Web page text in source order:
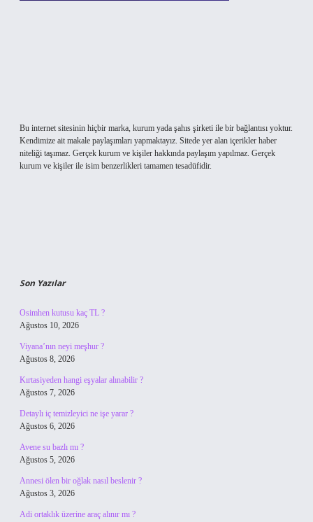
Bu internet sitesinin hiçbir marka, kurum yada şahıs şirketi ile bir bağlantısı yoktur.
Kendimize ait makale paylaşımları yapmaktayız. Sitede yer alan içerikler haber
niteliği taşımaz. Gerçek kurum ve kişiler hakkında paylaşım yapılmaz. Gerçek
kurum ve kişiler ile isim benzerlikleri tamamen tesadüfidir.
Son Yazılar
Osimhen kutusu kaç TL ?
Ağustos 10, 2026
Viyana’nın neyi meşhur ?
Ağustos 8, 2026
Kırtasiyeden hangi eşyalar alınabilir ?
Ağustos 7, 2026
Detaylı iç temizleyici ne işe yarar ?
Ağustos 6, 2026
Avene su bazlı mı ?
Ağustos 5, 2026
Annesi ölen bir oğlak nasıl beslenir ?
Ağustos 3, 2026
Adi ortaklık üzerine araç alınır mı ?